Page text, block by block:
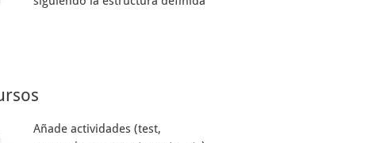
Añade actividades (test,